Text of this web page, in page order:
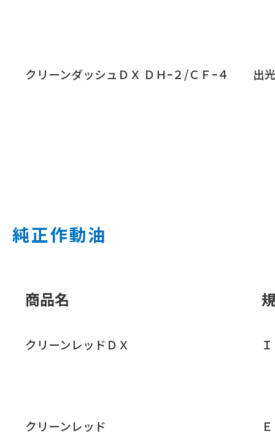
クリーンダッシュＤＸ ＤＨｰ２/ＣＦｰ４ 出
純正作動油
商品名
クリーンレッドＤＸ
クリーンレッド